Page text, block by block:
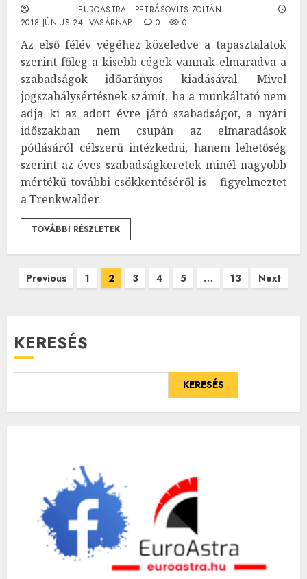
EUROASTRA - PETRÁSOVITS ZOLTÁN
2018.JÚNIUS.24. VASÁRNAP.
0 0
Az első félév végéhez közeledve a tapasztalatok
szerint főleg a kisebb cégek vannak elmaradva a
szabadságok időarányos kiadásával. Mivel
jogszabálysértésnek számít, ha a munkáltató nem
adja ki az adott évre járó szabadságot, a nyári
időszakban nem csupán az elmaradások
pótlásáról célszerű intézkedni, hanem lehetőség
szerint az éves szabadságkeretek minél nagyobb
mértékű további csökkentéséről is – figyelmeztet
a Trenkwalder.
TOVÁBBI RÉSZLETEK
Bejegyzések
Previous 1 2 3 4 5 … 13 Next
KERESÉS
KERESÉS